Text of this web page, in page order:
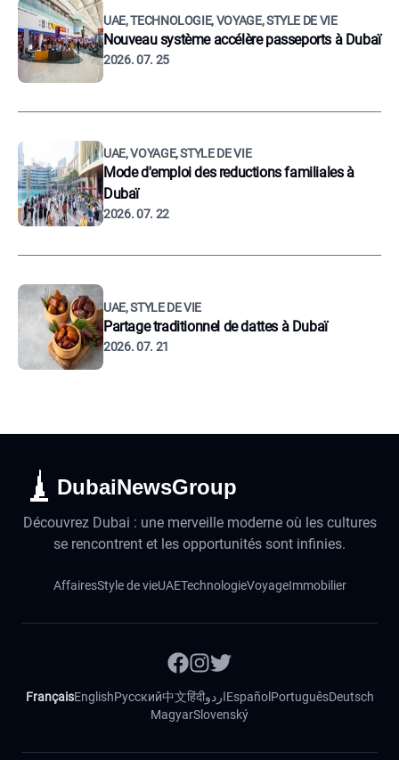
UAE, TECHNOLOGIE, VOYAGE, STYLE DE VIE
Nouveau système accélère passeports à Dubaï
2026. 07. 25
UAE, VOYAGE, STYLE DE VIE
Mode d'emploi des reductions familiales à
Dubaï
2026. 07. 22
UAE, STYLE DE VIE
Partage traditionnel de dattes à Dubaï
2026. 07. 21
DubaiNewsGroup
Découvrez Dubai : une merveille moderne où les cultures
se rencontrent et les opportunités sont infinies.
AffairesStyle de vieUAETechnologieVoyageImmobilier
FrançaisEnglishРусский中文हिंदीاردوEspañol PortuguêsDeutsch
MagyarSlovenský